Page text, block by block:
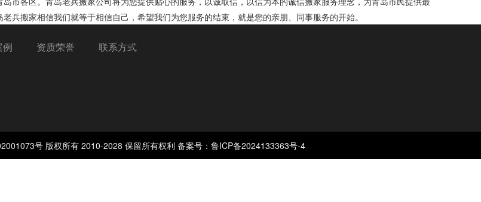
兵搬家相信我们就等于相信自己，希望我们为您服务的结束，就是您的亲朋、同事服务的开始。
例 资质荣誉 联系方式
号 版权所有 2010-2028 保留所有权利 备案号： 鲁ICP备2024133363号-4